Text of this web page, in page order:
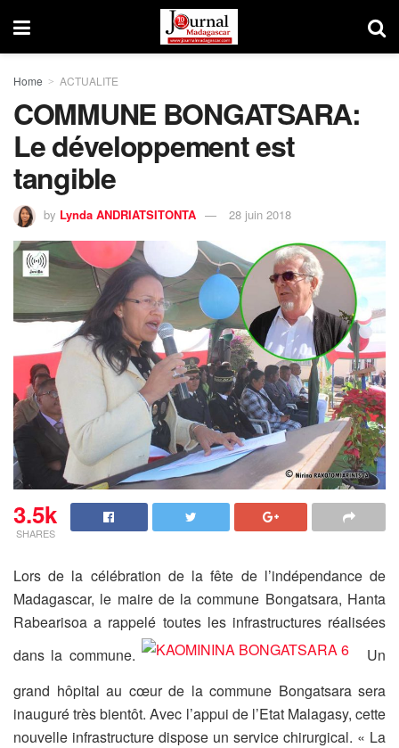
Home ACTUALITE
COMMUNE BONGATSARA:
Le développement est
tangible
by Lynda ANDRIATSITONTA 28 juin 2018
3.5k
SHARES
Lors de la célébration de la fête de l’indépendance de
Madagascar, le maire de la commune Bongatsara, Hanta
Rabearisoa a rappelé toutes les infrastructures réalisées
dans la commune.
Un
grand hôpital au cœur de la commune Bongatsara sera
inauguré très bientôt. Avec l’appui de l’Etat Malagasy, cette
nouvelle infrastructure dispose un service chirurgical. « La